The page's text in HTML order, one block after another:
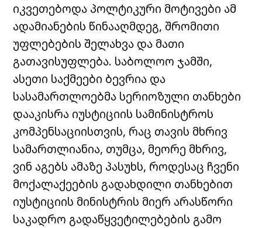
იკვეთებოდა პოლტიკური მოტივები ამ
ადამიანების წინააღმდეგ, შრომითი
უფლებების შელახვა და მათი
გათავისუფლება. საბოლოო ჯამში,
ასეთი საქმეები ბევრია და
სასამართლოებმა სერიოზული თანხები
დააკისრა იუსტიციის სამინისტროს
კომპენსაციისთვის, რაც თავის მხრივ
სამართლიანია, თუმცა, მეორე მხრივ,
ვინ აგებს ამაზე პასუხს, როდესაც ჩვენი
მოქალაქეების გადახდილი თანხებით
იუსტიციის მინისტრის მიერ არასწორი
საკადრო გადაწყვეტილებების გამო